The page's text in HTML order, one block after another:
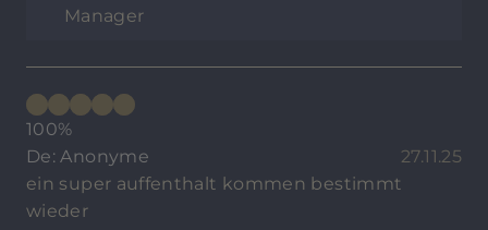
Manager
100%
De: Anonyme
27.11.25
ein super auffenthalt kommen bestimmt
wieder